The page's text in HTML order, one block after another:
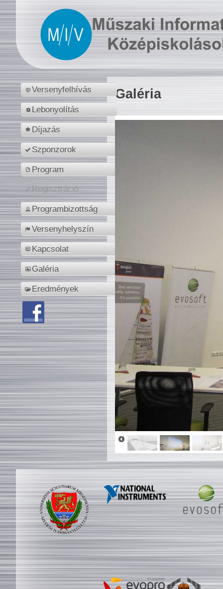
Versenyfelhívás
Lebonyolítás
Díjazás
Szponzorok
Program
Regisztráció
Programbizottság
Versenyhelyszín
Kapcsolat
Galéria
Eredmények
Galéria